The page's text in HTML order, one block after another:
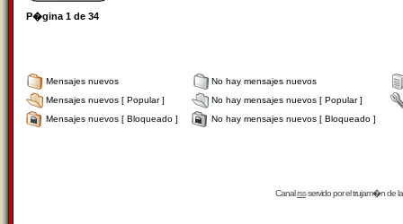
P�gina 1 de 34
Mensajes nuevos
No hay mensajes nuevos
Mensajes nuevos [ Popular ]
No hay mensajes nuevos [ Popular ]
Mensajes nuevos [ Bloqueado ]
No hay mensajes nuevos [ Bloqueado ]
Canalrssservido por eltrujam�nde